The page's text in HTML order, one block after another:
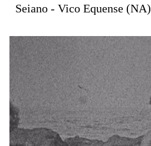
Seiano - Vico Equense (NA)